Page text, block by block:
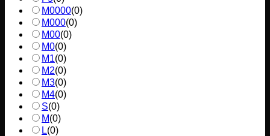
M0000(0)
M000(0)
M00(0)
M0(0)
M1(0)
M2(0)
M3(0)
M4(0)
S(0)
M(0)
L(0)